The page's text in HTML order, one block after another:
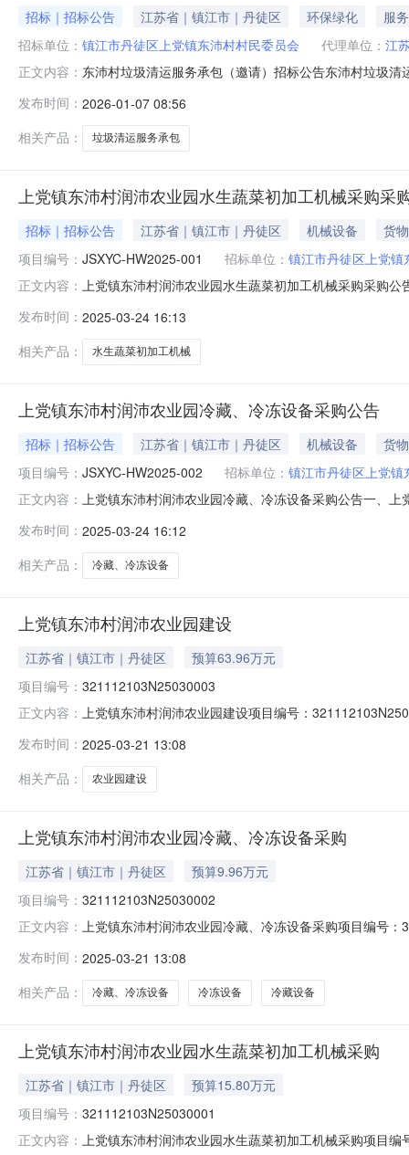
招标｜招标公告 江苏省｜镇江市｜丹徒区 环保绿化
服务
招标单位： 镇江市丹徒区上党镇东沛村村民委员会 代理单位： 江
正文内容： 东沛村垃圾清运服务承包（邀请）招标公告东沛村垃圾
沛村垃圾清运服务承包；2.项目范围及内容：详细内容
担民事责任的能力（提供法人
发布时间： 2026-01-07 08:56
相关产品：
垃圾清运服务承包
上党镇东沛村润沛农业园水生蔬菜初加工机械采购采
招标｜招标公告 江苏省｜镇江市｜丹徒区 机械设备
货物
项目编号： JSXYC-HW2025-001 招标单位： 镇江市丹徒区上党镇
正文内容： 上党镇东沛村润沛农业园水生蔬菜初加工机械采购采购
农业园水生蔬菜初加工机械采购3、采购方式：邀请招标
同签订后30日内交货
发布时间： 2025-03-24 16:13
相关产品：
水生蔬菜初加工机械
上党镇东沛村润沛农业园冷藏、冷冻设备采购公告
招标｜招标公告 江苏省｜镇江市｜丹徒区 机械设备
货物
项目编号： JSXYC-HW2025-002 招标单位： 镇江市丹徒区上党镇
正文内容： 上党镇东沛村润沛农业园冷藏、冷冻设备采购公告一、
冷冻设备采购3、采购方式：邀请招标4、预算金额：
货8、本项目是否接
发布时间： 2025-03-24 16:12
相关产品：
冷藏、冷冻设备
上党镇东沛村润沛农业园建设
江苏省｜镇江市｜丹徒区
预算63.96万元
项目编号： 321112103N25030003
正文内容： 上党镇东沛村润沛农业园建设项目编号：
活水平，镇江市丹徒区润沛农业有限公司引进“2024年市
发布时间： 2025-03-21 13:08
相关产品：
农业园建设
上党镇东沛村润沛农业园冷藏、冷冻设备采购
江苏省｜镇江市｜丹徒区
预算9.96万元
项目编号： 321112103N25030002
正文内容： 上党镇东沛村润沛农业园冷藏、冷冻设备采购项目编号
兴，提高村民生活水平，镇江市丹徒区润沛农业有限公司
发布时间： 2025-03-21 13:08
相关产品：
冷藏、冷冻设备 冷冻设备 冷藏设备
上党镇东沛村润沛农业园水生蔬菜初加工机械采购
江苏省｜镇江市｜丹徒区
预算15.80万元
项目编号： 321112103N25030001
正文内容： 上党镇东沛村润沛农业园水生蔬菜初加工机械采购项目